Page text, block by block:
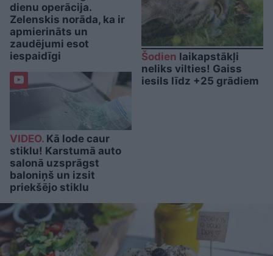
dienu operācija.
Zelenskis norāda, ka ir
apmierināts un
zaudējumi esot
iespaidīgi
VIDEO. Kā lode caur
stiklu! Karstumā auto
salonā uzsprāgst
baloniņš un izsit
priekšējo stiklu
Šodien laikapstākļi
neliks vilties! Gaiss
iesils līdz +25 grādiem